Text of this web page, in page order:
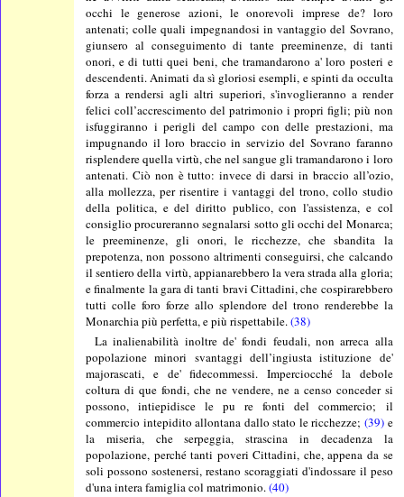
occhi le generose azioni, le onorevoli imprese de? loro
antenati; colle quali impegnandosi in vantaggio del Sovrano,
giunsero al conseguimento di tante preeminenze, di tanti
onori, e di tutti quei beni, che tramandarono a' loro posteri e
descendenti. Animati da sì gloriosi esempli, e spinti da occulta
forza a rendersi agli altri superiori, s'invoglieranno a render
felici coll’accrescimento del patrimonio i propri figli; più non
isfuggiranno i perigli del campo con delle prestazioni, ma
impugnando il loro braccio in servizio del Sovrano faranno
risplendere quella virtù, che nel sangue gli tramandarono i loro
antenati. Ciò non è tutto: invece di darsi in braccio all’ozio,
alla mollezza, per risentire i vantaggi del trono, collo studio
della politica, e del diritto publico, con l'assistenza, e col
consiglio procureranno segnalarsi sotto gli occhi del Monarca;
le preeminenze, gli onori, le ricchezze, che sbandita la
prepotenza, non possono altrimenti conseguirsi, che calcando
il sentiero della virtù, appianarebbero la vera strada alla gloria;
e finalmente la gara di tanti bravi Cittadini, che cospirarebbero
tutti colle foro forze allo splendore del trono renderebbe la
Monarchia più perfetta, e più rispettabile.(38)
La inalienabilità inoltre de' fondi feudali, non arreca alla
popolazione minori svantaggi dell’ingiusta istituzione de'
majorascati, e de' fidecommessi. Imperciocché la debole
coltura di que fondi, che ne vendere, ne a censo conceder si
possono, intiepidisce le pu re fonti del commercio; il
commercio intepidito allontana dallo stato le ricchezze; (39)e
la miseria, che serpeggia, strascina in decadenza la
popolazione, perché tanti poveri Cittadini, che, appena da se
soli possono sostenersi, restano scoraggiati d'indossare il peso
d'una intera famiglia col matrimonio.(40)